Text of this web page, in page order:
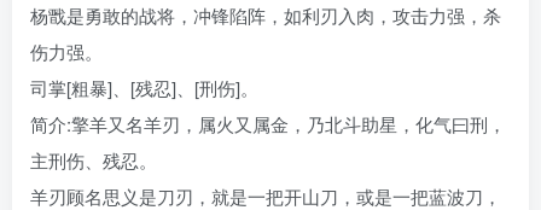
杨戬是勇敢的战将，冲锋陷阵，如利刃入肉，攻击力强，杀
伤力强。
司掌[粗暴]、[残忍]、[刑伤]。
简介:擎羊又名羊刃，属火又属金，乃北斗助星，化气曰刑，
主刑伤、残忍。
羊刃顾名思义是刀刃，就是一把开山刀，或是一把蓝波刀，